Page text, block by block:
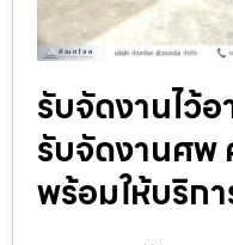
รับจัดงานไว้
รับจัดงานศพ
พร้อมให้บริก